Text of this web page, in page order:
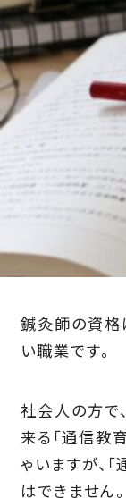
鍼灸師の資格
い職業です。
社会人の方で
来る「通信教
ゃいますが、
はできません。